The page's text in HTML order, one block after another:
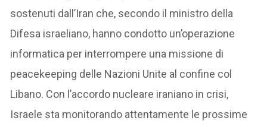
sostenuti dall’Iran che, secondo il ministro della
Difesa israeliano, hanno condotto un’operazione
informatica per interrompere una missione di
peacekeeping delle Nazioni Unite al confine col
Libano. Con l’accordo nucleare iraniano in crisi,
Israele sta monitorando attentamente le prossime